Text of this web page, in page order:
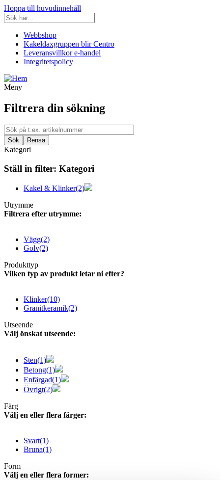
Hoppa till huvudinnehåll
Webbshop
Kakeldaxgruppen blir Centro
Leveransvillkor e-handel
Integritetspolicy
Meny
Filtrera din sökning
Kategori
Ställ in filter: Kategori
Kakel & Klinker(2)
Utrymme
Filtrera efter utrymme:
Vägg(2)
Golv(2)
Produkttyp
Vilken typ av produkt letar ni efter?
Klinker(10)
Granitkeramik(2)
Utseende
Välj önskat utseende:
Sten(1)
Betong(1)
Enfärgad(1)
Övrigt(2)
Färg
Välj en eller flera färger:
Svart(1)
Bruna(1)
Form
Välj en eller flera former: